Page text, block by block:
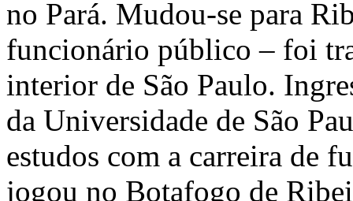
no Pará. Mudou-se para
funcionário público – foi
interior de São Paulo.
da Universidade de São
estudos com a carreira de
jogou no Botafogo de